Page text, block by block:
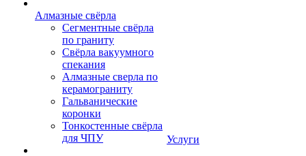
Алмазные свёрла
Сегментные свёрла
по граниту
Свёрла вакуумного
спекания
Алмазные сверла по
керамограниту
Гальванические
коронки
Тонкостенные свёрла
для ЧПУ
Услуги